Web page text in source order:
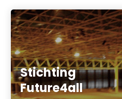
Stichting
Future4all